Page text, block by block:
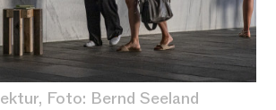
Foto: Bernd Seeland